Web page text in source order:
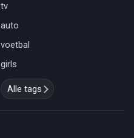
tv
auto
voetbal
girls
Alle tags